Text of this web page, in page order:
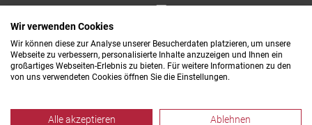
Wir verwenden Cookies
Wir können diese zur Analyse unserer Besucherdaten platzieren, um unsere
Webseite zu verbessern, personalisierte Inhalte anzuzeigen und Ihnen ein
großartiges Webseiten-Erlebnis zu bieten. Für weitere Informationen zu den
von uns verwendeten Cookies öffnen Sie die Einstellungen.
Alle akzeptieren Ablehnen